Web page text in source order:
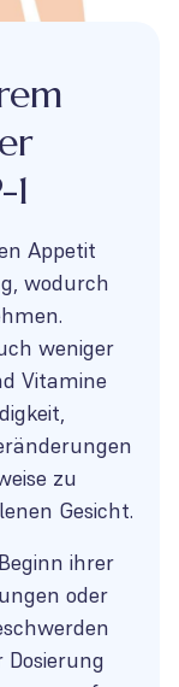
Appetit
wodurch
weniger
Vitamine
zu
Gesicht.
ihrer
oder